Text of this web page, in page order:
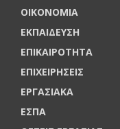
ΟΙΚΟΝΟΜΙΑ
ΕΚΠΑΙΔΕΥΣΗ
ΕΠΙΚΑΙΡΟΤΗΤΑ
ΕΠΙΧΕΙΡΗΣΕΙΣ
ΕΡΓΑΣΙΑΚΑ
ΕΣΠΑ